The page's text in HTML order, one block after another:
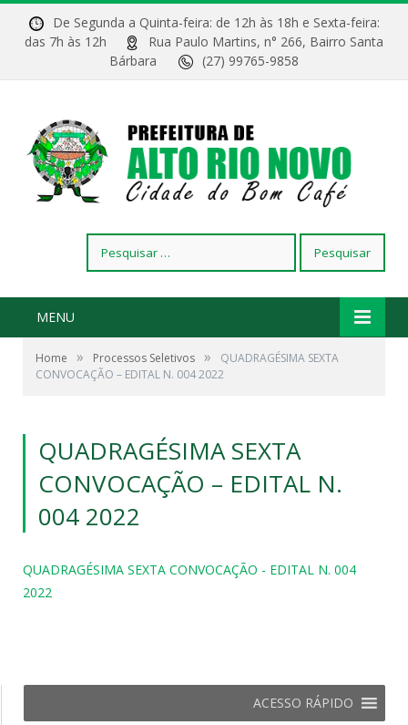
De Segunda a Quinta-feira: de 12h às 18h e Sexta-feira:
das 7h às 12h
Rua Paulo Martins, n° 266, Bairro Santa
Bárbara
(27) 99765-9858
por:
MENU
Home » Processos Seletivos »
QUADRAGÉSIMA SEXTA
CONVOCAÇÃO – EDITAL N. 004 2022
QUADRAGÉSIMA SEXTA
CONVOCAÇÃO – EDITAL N.
004 2022
QUADRAGÉSIMA SEXTA CONVOCAÇÃO - EDITAL N. 004
2022
ACESSO RÁPIDO